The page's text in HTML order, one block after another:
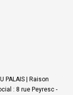
PALAIS | Raison
: 8 rue Peyresc -